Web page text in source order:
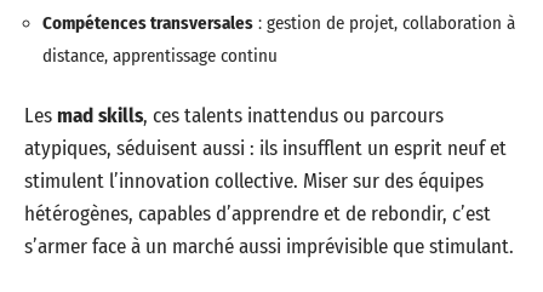
Compétences transversales : gestion de projet, collaboration à
distance, apprentissage continu
Lesmad skills, ces talents inattendus ou parcours
atypiques, séduisent aussi : ils insufflent un esprit neuf et
stimulent l’innovation collective. Miser sur des équipes
hétérogènes, capables d’apprendre et de rebondir, c’est
s’armer face à un marché aussi imprévisible que stimulant.